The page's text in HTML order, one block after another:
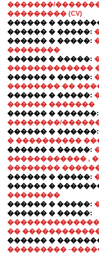
�������/
��������� (CV)
������ �
������ � �����:
������ � �����:
��������
������ � �����:
�������������
������ � �����:
�������� ��
������ � �����:
������ �������
������ � ������:
��������/
������ � ������:
� ����������
������ � �����:
������������ ,
��������
������ � �����:
������ �
��������
������ � �����:
������ � �����:
��
������ �
��������� -